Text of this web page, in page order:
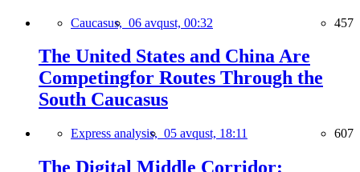
Caucasus, 06 avqust, 00:32 457
The United States and China Are
Competingfor Routes Through the
South Caucasus
Express analysis, 05 avqust, 18:11 607
The Digital Middle Corridor: